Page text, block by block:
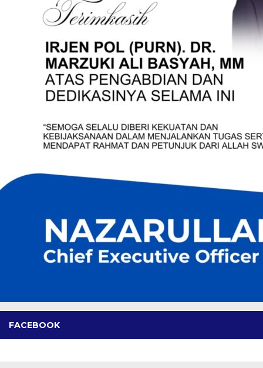
FACEBOOK